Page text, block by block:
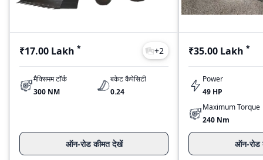
₹17.00 Lakh * +2
मैक्सिमम टॉर्क
300 NM
बकेट कैपेसिटी
0.24
ऑन-रोड कीमत देखें
₹35.00 Lakh *
Power
49 HP
Maximum Torque
240 Nm
ऑन-रोड